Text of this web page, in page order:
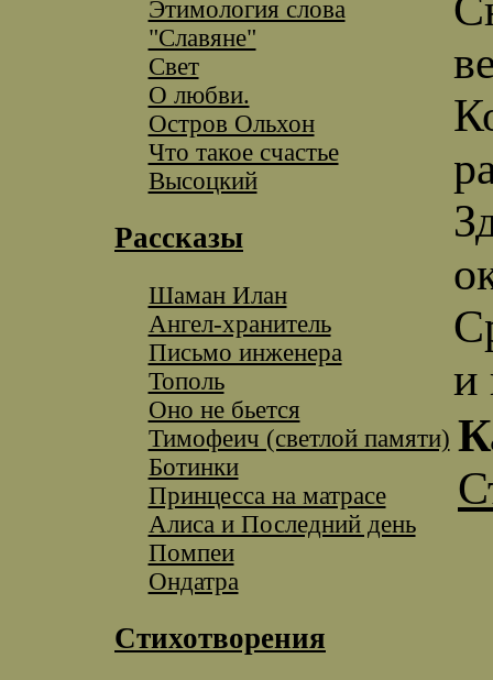
Этимология слова
"Славяне"
Свет
О любви.
Остров Ольхон
Что такое счастье
Высоцкий
Рассказы
Шаман Илан
Ангел-хранитель
Письмо инженера
Тополь
Оно не бьется
Тимофеич (светлой памяти)
Ботинки
Принцесса на матрасе
Алиса и Последний день
Помпеи
Ондатра
Стихотворения
и